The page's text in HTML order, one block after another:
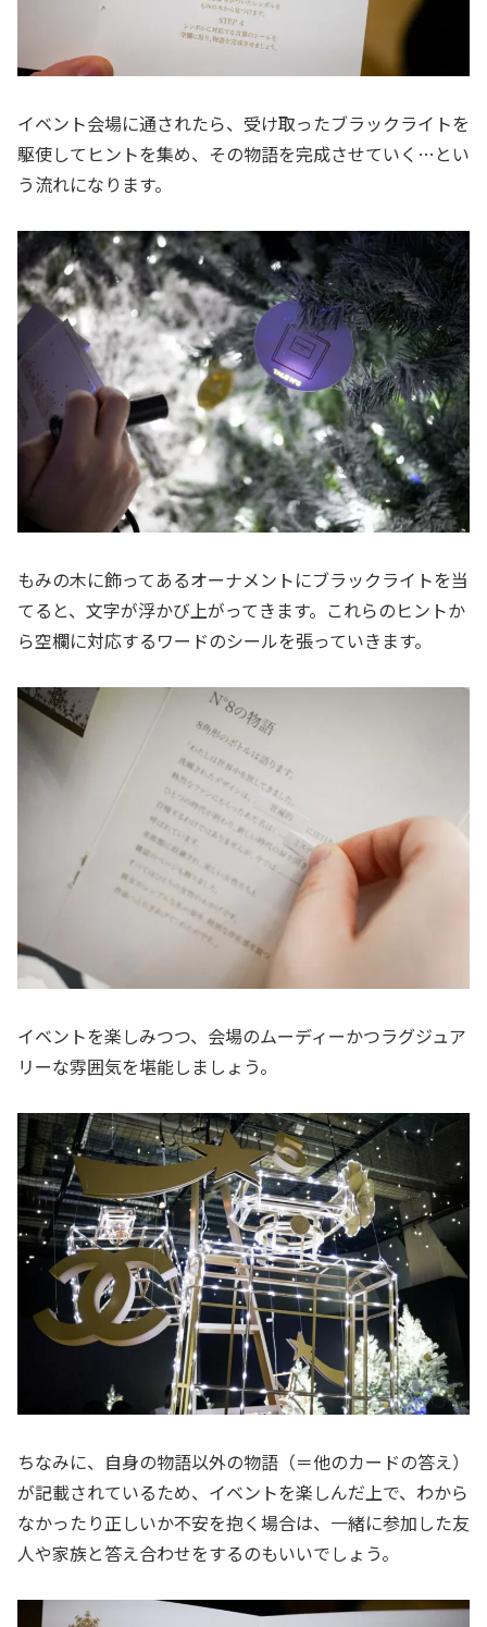
イベント会場に通されたら、受け取ったブラックライトを
駆使してヒントを集め、その物語を完成させていく…とい
う流れになります。
もみの木に飾ってあるオーナメントにブラックライトを当
てると、文字が浮かび上がってきます。これらのヒントか
ら空欄に対応するワードのシールを張っていきます。
イベントを楽しみつつ、会場のムーディーかつラグジュア
リーな雰囲気を堪能しましょう。
ちなみに、自身の物語以外の物語（＝他のカードの答え）
が記載されているため、イベントを楽しんだ上で、わから
なかったり正しいか不安を抱く場合は、一緒に参加した友
人や家族と答え合わせをするのもいいでしょう。